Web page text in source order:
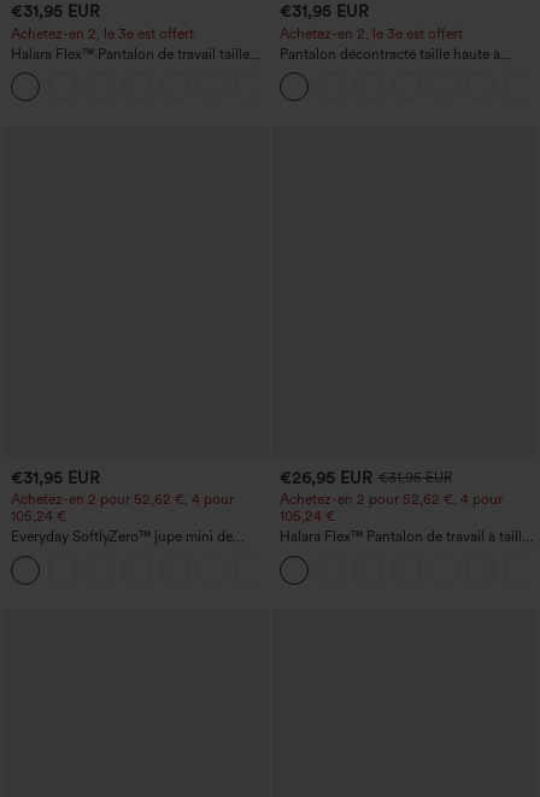
€31,95 EUR
Achetez-en 2, le 3e est offert
Halara Flex™ Pantalon de travail taille
haute avec poche latérale arrière et
légère coupe évasée
€31,95 EUR
Achetez-en 2, le 3e est offert
Pantalon décontracté taille haute à
cordon, coupe large en mélange de lin,
avec poches
€31,95 EUR
Achetez-en 2 pour 52,62 €, 4 pour
105,24 €
Everyday SoftlyZero™ jupe mini de
tennis aérée à pans croisés 2-en-1 avec
poche latérale et toucher frais - Lucid-
UPF50+
€26,95 EUR €31,95 EUR
Achetez-en 2 pour 52,62 €, 4 pour
105,24 €
Halara Flex™ Pantalon de travail à taille
haute, jambe large, avec poches, en
maille gaufrée